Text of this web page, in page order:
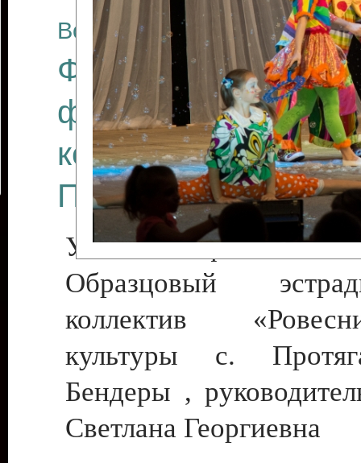
Все отчеты
Финал
фестиваля
коллективов
Приднестровского
Участники фестиваля:
Образцовый
коллектив
культуры с.
Бендеры ,
Светлана Георгиевна